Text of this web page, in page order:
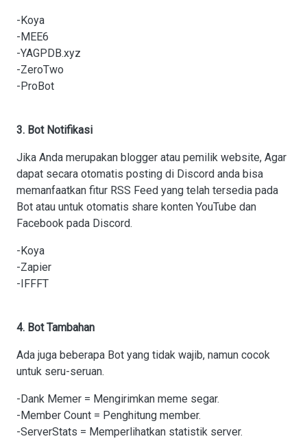
-Koya
-MEE6
-YAGPDB.xyz
-ZeroTwo
-ProBot
3. Bot Notifikasi
Jika Anda merupakan blogger atau pemilik website, Agar
dapat secara otomatis posting di Discord anda bisa
memanfaatkan fitur RSS Feed yang telah tersedia pada
Bot atau untuk otomatis share konten YouTube dan
Facebook pada Discord.
-Koya
-Zapier
-IFFFT
4. Bot Tambahan
Ada juga beberapa Bot yang tidak wajib, namun cocok
untuk seru-seruan.
-Dank Memer = Mengirimkan meme segar.
-Member Count = Penghitung member.
-ServerStats = Memperlihatkan statistik server.